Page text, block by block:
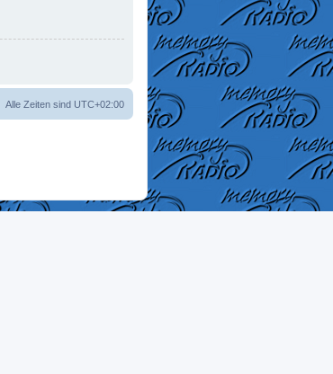
Alle Zeiten sind UTC+02:00